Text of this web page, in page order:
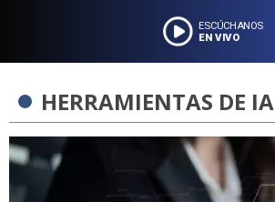
ESCÚCHANOS
EN VIVO
HERRAMIENTAS DE IA